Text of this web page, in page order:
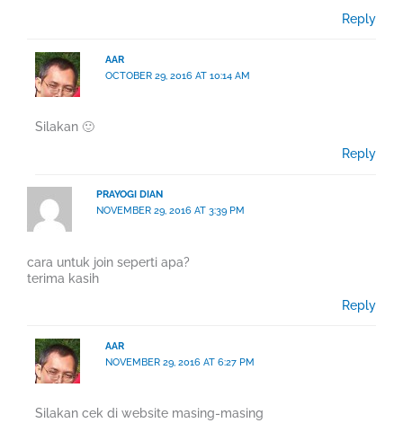
Reply
AAR
OCTOBER 29, 2016 AT 10:14 AM
Silakan 🙂
Reply
PRAYOGI DIAN
NOVEMBER 29, 2016 AT 3:39 PM
cara untuk join seperti apa?
terima kasih
Reply
AAR
NOVEMBER 29, 2016 AT 6:27 PM
Silakan cek di website masing-masing